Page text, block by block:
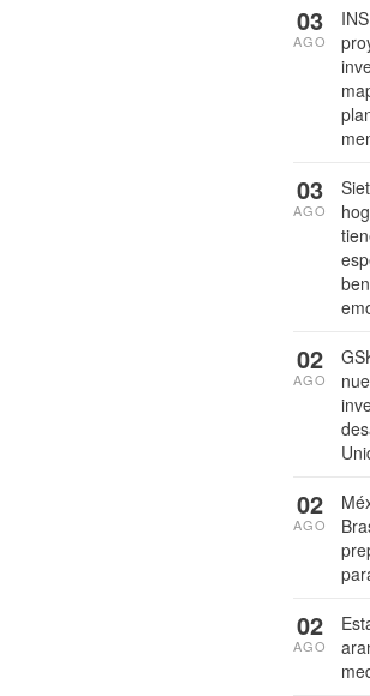
03
AGO
03
AGO
02
AGO
02
AGO
02
AGO